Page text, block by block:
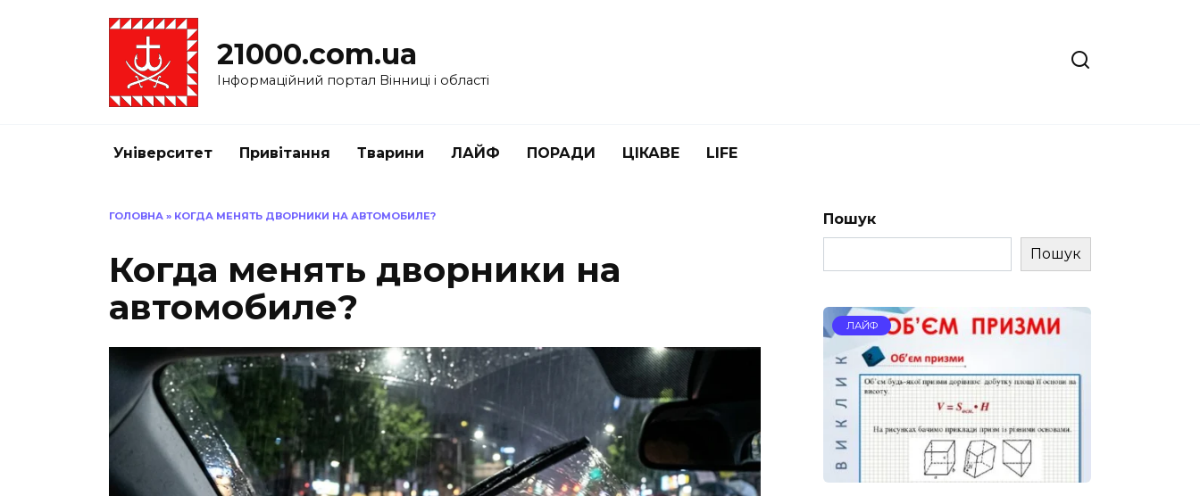
21000.com.ua
Інформаційний портал Вінниці і області
Університет Привітання Тварини ЛАЙФ ПОРАДИ ЦІКАВЕ LIFE
ГОЛОВНА » КОГДА МЕНЯТЬ ДВОРНИКИ НА АВТОМОБИЛЕ?
Когда менять дворники на
автомобиле?
Пошук
Пошук
ЛАЙФ